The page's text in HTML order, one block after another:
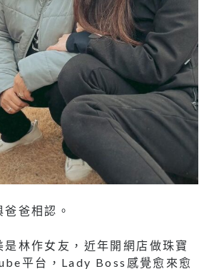
爸相認。
是林作女友，近年開網店做珠寶
平台，Lady Boss感覺愈來愈